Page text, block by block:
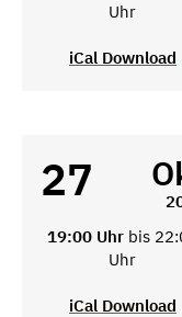
Uhr
iCal Download
27
19:00 Uhr bis
Uhr
iCal Download